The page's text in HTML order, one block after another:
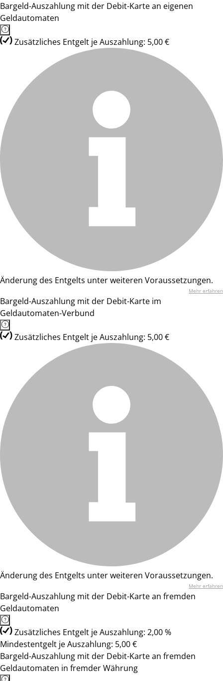
Bargeld-Auszahlung mit der Debit-Karte an eigenen
Geldautomaten
Zusätzliches Entgelt je Auszahlung: 5,00 €
Änderung des Entgelts unter weiteren Voraussetzungen.
Mehr erfahren
Bargeld-Auszahlung mit der Debit-Karte im
Geldautomaten-Verbund
Zusätzliches Entgelt je Auszahlung: 5,00 €
Änderung des Entgelts unter weiteren Voraussetzungen.
Mehr erfahren
Bargeld-Auszahlung mit der Debit-Karte an fremden
Geldautomaten
Zusätzliches Entgelt je Auszahlung: 2,00 %
Mindestentgelt je Auszahlung: 5,00 €
Bargeld-Auszahlung mit der Debit-Karte an fremden
Geldautomaten in fremder Währung